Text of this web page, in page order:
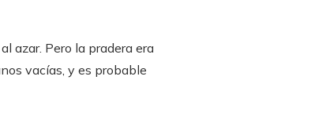
azar. Pero la pradera era
vacías, y es probable